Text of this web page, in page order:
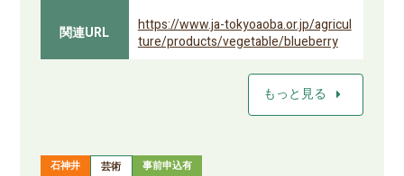
関連URL
https://www.ja-tokyoaoba.or.jp/agricul
ture/products/vegetable/blueberry
もっと見る arrow_right
石神井 芸術 事前申込有